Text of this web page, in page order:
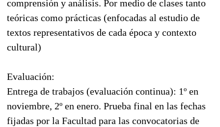
comprensión y análisis. Por medio de clases tanto
teóricas como prácticas (enfocadas al estudio de
textos representativos de cada época y contexto
cultural)
Evaluación:
Entrega de trabajos (evaluación continua): 1º en
noviembre, 2º en enero. Prueba final en las fechas
fijadas por la Facultad para las convocatorias de